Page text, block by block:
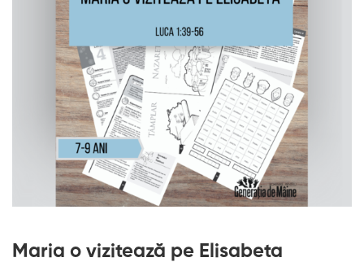
Maria o vizitează pe Elisabeta